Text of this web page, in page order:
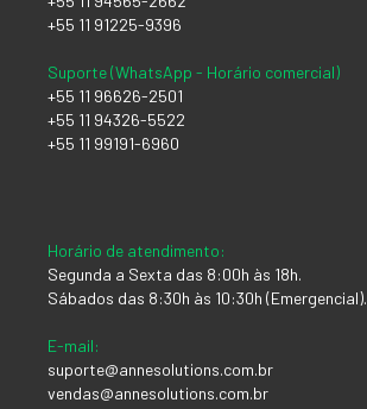
+55 11 91225-9396
Suporte (WhatsApp - Horário comercial)
+55 11 96626-2501
+55 11 94326-5522
+55 11 99191-6960
Horário de atendimento:
Segunda a Sexta das 8:00h às 18h.
Sábados das 8:30h às 10:30h (Emergencial).
E-mail:
suporte@annesolutions.com.br
vendas@annesolutions.com.br